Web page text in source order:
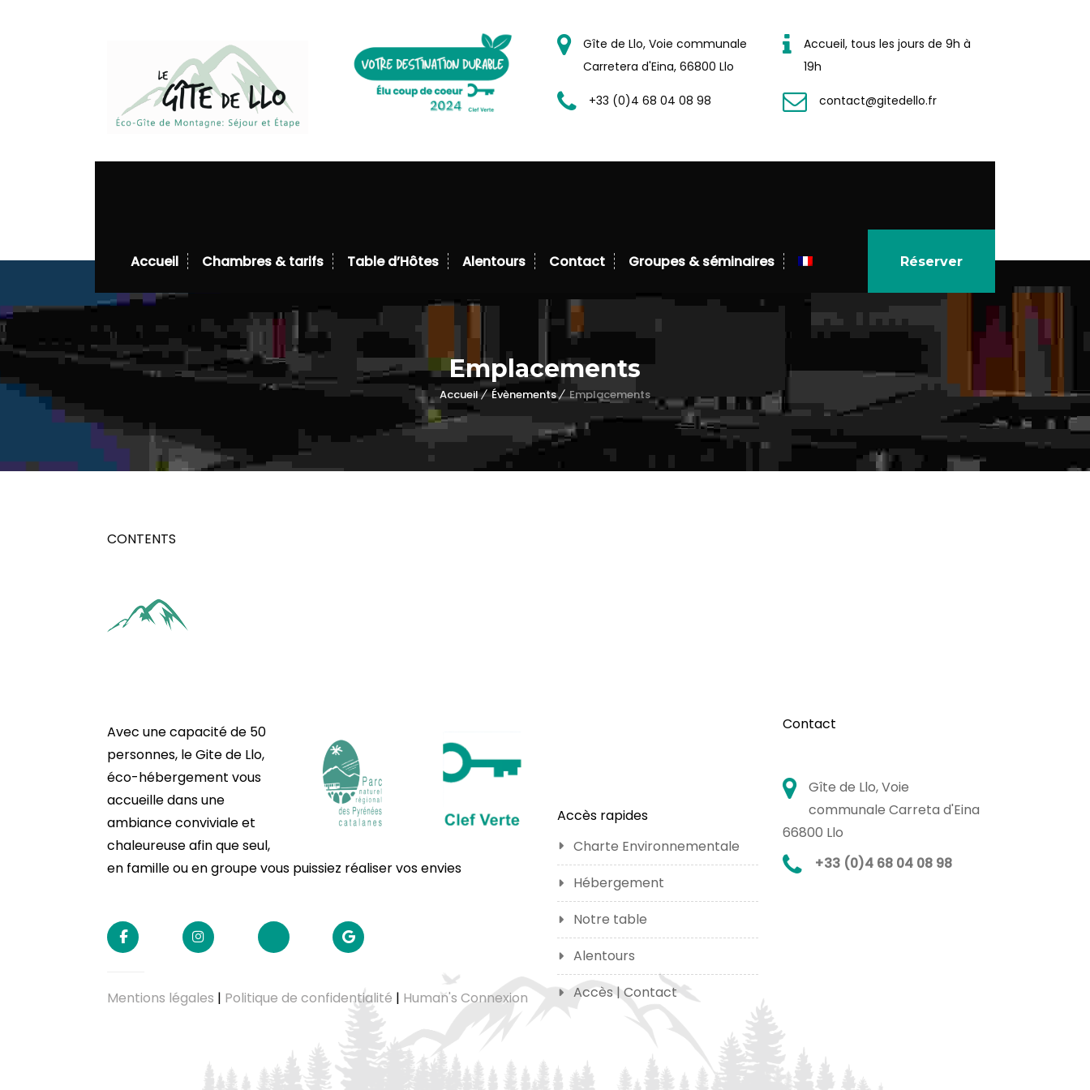
Gîte de Llo, Voie communale
Carretera d'Eina, 66800 Llo
+33 (0)4 68 04 08 98
Accueil, tous les jours de 9h à
19h
contact@gitedello.fr
Accueil Chambres & tarifs Table d’Hôtes Alentours Contact Groupes & séminaires Réserver
Emplacements
Accueil Évènements Emplacements
CONTENTS
Avec une capacité de 50
personnes, le Gite de Llo,
éco-hébergement vous
accueille dans une
ambiance conviviale et
chaleureuse afin que seul,
en famille ou en groupe vous puissiez réaliser vos envies
Mentions légales | Politique de confidentialité | Human's Connexion
Contact
Accès rapides
Charte Environnementale
Hébergement
Notre table
Alentours
Accès | Contact
Gîte de Llo, Voie
communale Carreta d'Eina
66800 Llo
+33 (0)4 68 04 08 98